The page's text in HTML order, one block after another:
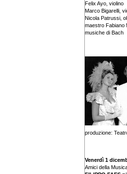
Felix Ayo, violino
Marco Bigarelli,
Nicola Patrussi,
maestro Fabiano
musiche di Bach
produzione:
Venerdì 1
Amici della